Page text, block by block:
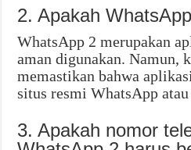
2. Apakah
WhatsApp 2 merupakan
aman digunakan. Namun,
memastikan bahwa
situs resmi WhatsApp
3. Apakah nomor